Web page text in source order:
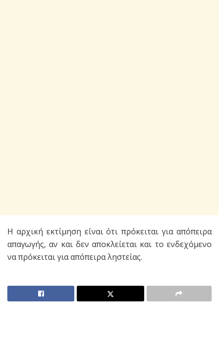
Η αρχική εκτίμηση είναι ότι πρόκειται για απόπειρα
απαγωγής, αν και δεν αποκλείεται και το ενδεχόμενο
να πρόκειται για απόπειρα ληστείας.